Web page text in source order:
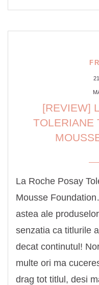
[REVIEW]
TOLERIANE
La Roche Posay
Mousse
astea ale
senzatia ca titlurile
decat continutul!
multe ori ma
drag tot titlul, desi